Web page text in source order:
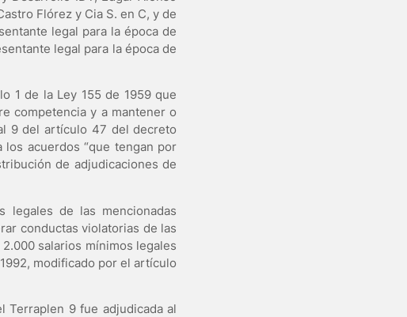
Flórez y Cia S. en C, y de
legal para la época de
legal para la época de
1 de la Ley 155 de 1959 que
competencia y a mantener o
9 del artículo 47 del decreto
acuerdos “que tengan por
de adjudicaciones de
legales de las mencionadas
conductas violatorias de las
salarios mínimos legales
modificado por el artículo
Terraplen 9 fue adjudicada al